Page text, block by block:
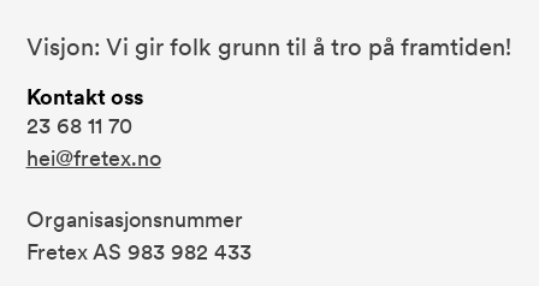
Bunnområde
Fretex
Visjon: Vi gir folk grunn til å tro på framtiden!
Kontakt oss
23 68 11 70
hei@fretex.no
Organisasjonsnummer
Fretex AS 983 982 433